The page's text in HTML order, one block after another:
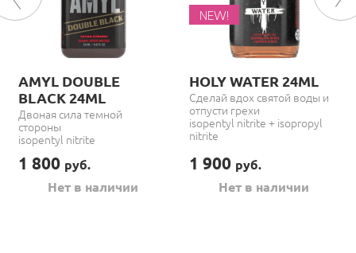
AMYL DOUBLE
BLACK 24ML
Двоная сила темной
стороны
isopentyl nitrite
1 800 руб.
Нет в наличии
NEW!
HOLY WATER 24ML
Сделай вдох святой воды и
отпусти грехи
isopentyl nitrite + isopropyl
nitrite
1 900 руб.
Нет в наличии